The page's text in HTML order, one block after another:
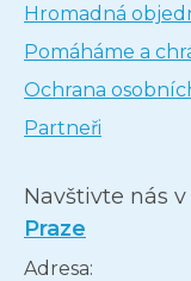
Hromadná
Pomáháme a
Ochrana
Partneři
Navštivte nás v
Praze
Adresa: